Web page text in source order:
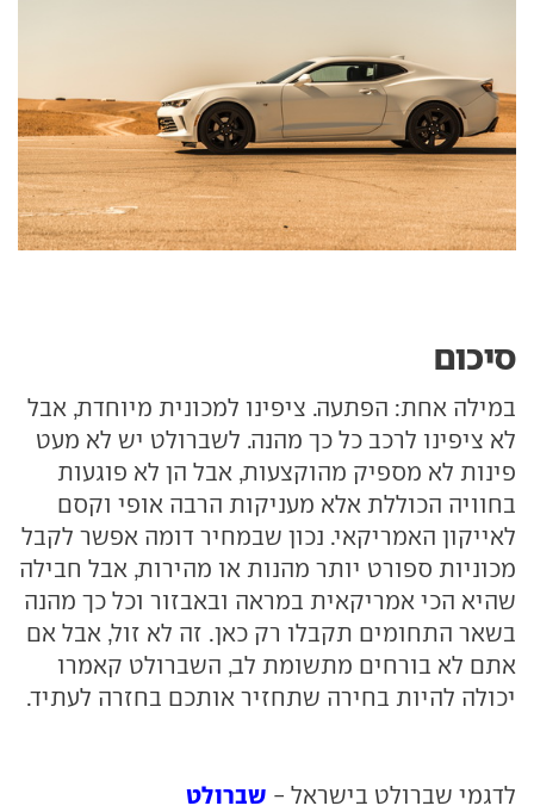
סיכום
במילה אחת: הפתעה. ציפינו למכונית מיוחדת, אבל
לא ציפינו לרכב כל כך מהנה. לשברולט יש לא מעט
פינות לא מספיק מהוקצעות, אבל הן לא פוגעות
בחוויה הכוללת אלא מעניקות הרבה אופי וקסם
לאייקון האמריקאי. נכון שבמחיר דומה אפשר לקבל
מכוניות ספורט יותר מהנות או מהירות, אבל חבילה
שהיא הכי אמריקאית במראה ובאבזור וכל כך מהנה
בשאר התחומים תקבלו רק כאן. זה לא זול, אבל אם
אתם לא בורחים מתשומת לב, השברולט קאמרו
יכולה להיות בחירה שתחזיר אותכם בחזרה לעתיד.
לדגמי שברולט בישראל - שברולט